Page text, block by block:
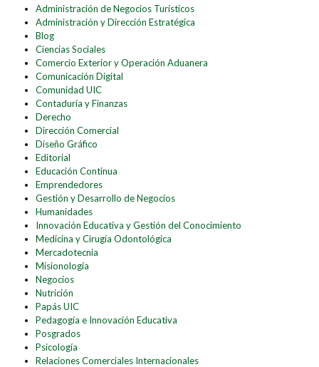
Administración de Negocios Turísticos
Administración y Dirección Estratégica
Blog
Ciencias Sociales
Comercio Exterior y Operación Aduanera
Comunicación Digital
Comunidad UIC
Contaduría y Finanzas
Derecho
Dirección Comercial
Diseño Gráfico
Editorial
Educación Continua
Emprendedores
Gestión y Desarrollo de Negocios
Humanidades
Innovación Educativa y Gestión del Conocimiento
Medicina y Cirugía Odontológica
Mercadotecnia
Misionología
Negocios
Nutrición
Papás UIC
Pedagogía e Innovación Educativa
Posgrados
Psicología
Relaciones Comerciales Internacionales